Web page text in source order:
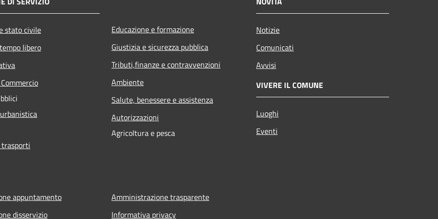
stato civile
libero
Educazione e formazione
Giustizia e sicurezza pubblica
Tributi,finanze e contravvenzioni
Ambiente
Salute, benessere e assistenza
Autorizzazioni
Agricoltura e pesca
Notizie
Comunicati
Avvisi
VIVERE IL COMUNE
Luoghi
Eventi
appuntamento
disservizio
Amministrazione trasparente
Informativa privacy